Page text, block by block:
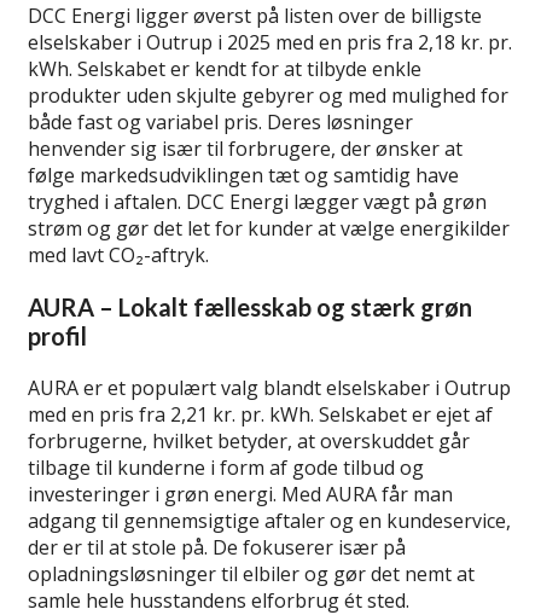
DCC Energi ligger øverst på listen over de billigste
elselskaber i Outrup i 2025 med en pris fra 2,18 kr. pr.
kWh. Selskabet er kendt for at tilbyde enkle
produkter uden skjulte gebyrer og med mulighed for
både fast og variabel pris. Deres løsninger
henvender sig især til forbrugere, der ønsker at
følge markedsudviklingen tæt og samtidig have
tryghed i aftalen. DCC Energi lægger vægt på grøn
strøm og gør det let for kunder at vælge energikilder
med lavt CO₂-aftryk.
AURA – Lokalt fællesskab og stærk grøn
profil
AURA er et populært valg blandt elselskaber i Outrup
med en pris fra 2,21 kr. pr. kWh. Selskabet er ejet af
forbrugerne, hvilket betyder, at overskuddet går
tilbage til kunderne i form af gode tilbud og
investeringer i grøn energi. Med AURA får man
adgang til gennemsigtige aftaler og en kundeservice,
der er til at stole på. De fokuserer især på
opladningsløsninger til elbiler og gør det nemt at
samle hele husstandens elforbrug ét sted.